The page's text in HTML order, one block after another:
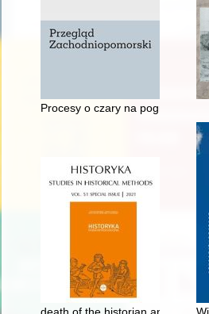
Procesy o czary na pograniczu
death of the historian and